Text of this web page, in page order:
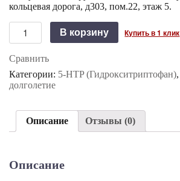
кольцевая дорога, д303, пом.22, этаж 5.
от
NATURALSUPP
(
120
В корзину Купить в 1 клик
Сравнить
Категории: 5-HTP (Гидрокситриптофан),
долголетие
Описание Отзывы (0)
Описание